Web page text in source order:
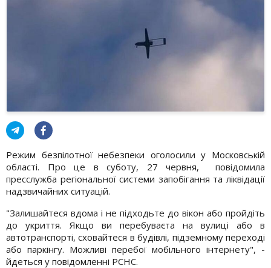
Режим безпілотної небезпеки оголосили у Московській
області. Про це в суботу, 27 червня, повідомила
пресслужба регіональної системи запобігання та ліквідації
надзвичайних ситуацій.
"Залишайтеся вдома і не підходьте до вікон або пройдіть
до укриття. Якщо ви перебуваєта на вулиці або в
автотранспорті, сховайтеся в будівлі, підземному переході
або паркінгу. Можливі перебої мобільного інтернету", -
йдеться у повідомленні РСНС.